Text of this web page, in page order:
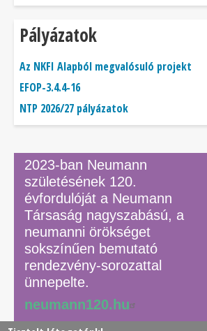
Pályázatok
Az NKFI Alapból megvalósuló projekt
EFOP-3.4.4-16
NTP 2026/27 pályázatok
2023-ban Neumann
születésének 120.
évfordulóját a Neumann
Társaság nagyszabású, a
neumanni örökséget
sokszínűen bemutató
rendezvény-sorozattal
ünnepelte.
neumann120.hu